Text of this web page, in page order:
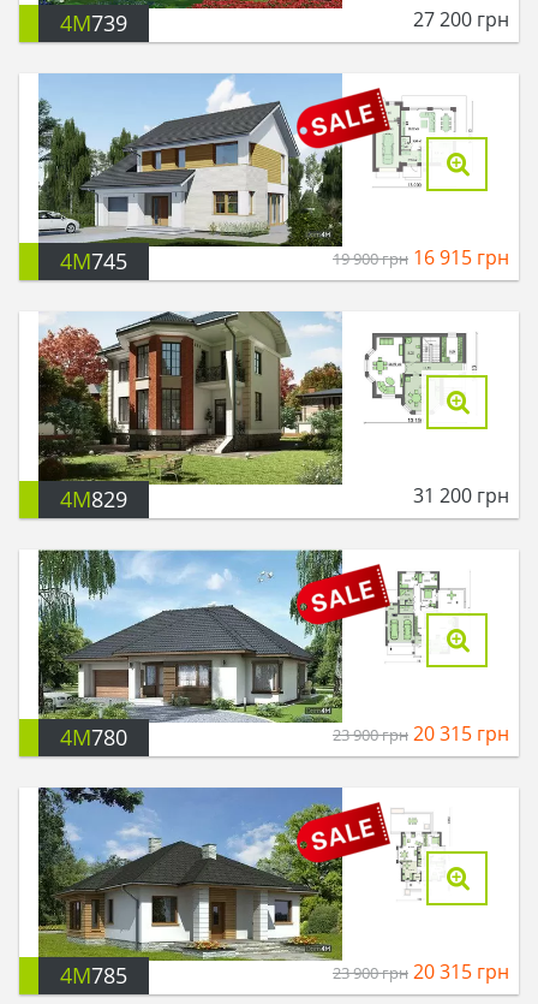
4M739 27 200 грн
4M745 19 900грн 16 915 грн
4M829 31 200 грн
4M780 23 900грн 20 315 грн
4M785 23 900грн 20 315 грн